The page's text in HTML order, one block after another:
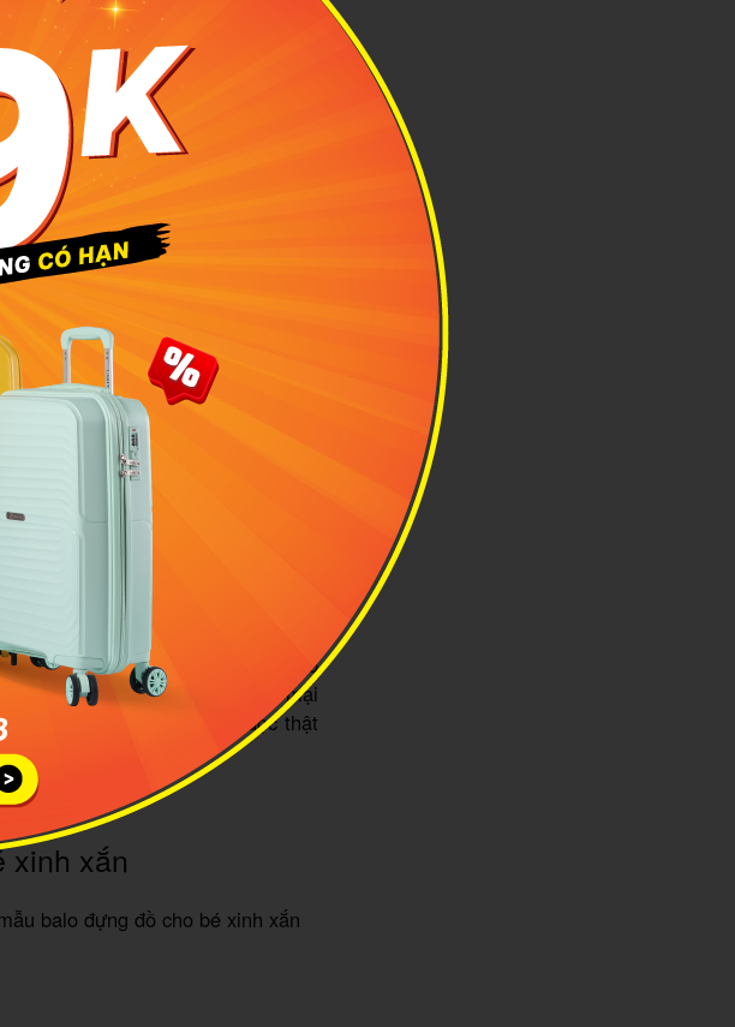
kiểu dáng, màu sắc, mẫu mã để
biến. Vì vậy, ngoài cách mua balo
khảo giá trên các sàn thương mại
chất lượng thì bạn nên đọc thật
đó.
em
xinh xắn
balo đựng đồ cho bé xinh xắn